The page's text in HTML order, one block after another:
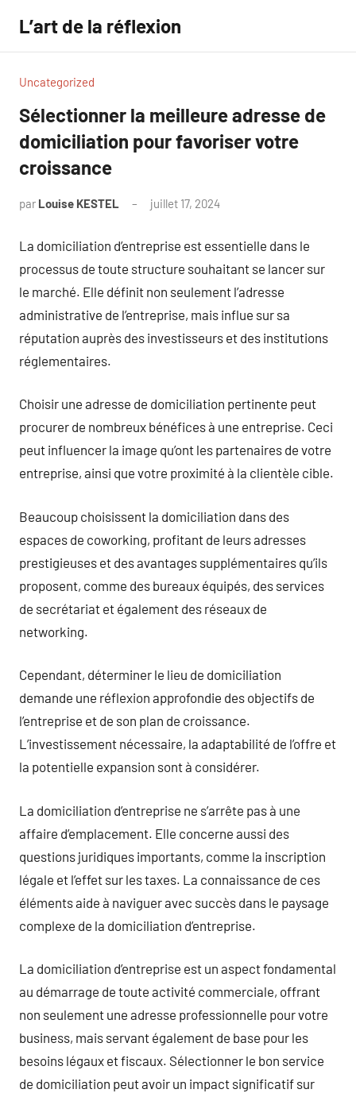
contenu
L’art de la réflexion
Uncategorized
Sélectionner la meilleure adresse de
domiciliation pour favoriser votre
croissance
par Louise KESTEL juillet 17, 2024
La domiciliation d’entreprise est essentielle dans le
processus de toute structure souhaitant se lancer sur
le marché. Elle définit non seulement l’adresse
administrative de l’entreprise, mais influe sur sa
réputation auprès des investisseurs et des institutions
réglementaires.
Choisir une adresse de domiciliation pertinente peut
procurer de nombreux bénéfices à une entreprise. Ceci
peut influencer la image qu’ont les partenaires de votre
entreprise, ainsi que votre proximité à la clientèle cible.
Beaucoup choisissent la domiciliation dans des
espaces de coworking, profitant de leurs adresses
prestigieuses et des avantages supplémentaires qu’ils
proposent, comme des bureaux équipés, des services
de secrétariat et également des réseaux de
networking.
Cependant, déterminer le lieu de domiciliation
demande une réflexion approfondie des objectifs de
l’entreprise et de son plan de croissance.
L’investissement nécessaire, la adaptabilité de l’offre et
la potentielle expansion sont à considérer.
La domiciliation d’entreprise ne s’arrête pas à une
affaire d’emplacement. Elle concerne aussi des
questions juridiques importants, comme la inscription
légale et l’effet sur les taxes. La connaissance de ces
éléments aide à naviguer avec succès dans le paysage
complexe de la domiciliation d’entreprise.
La domiciliation d’entreprise est un aspect fondamental
au démarrage de toute activité commerciale, offrant
non seulement une adresse professionnelle pour votre
business, mais servant également de base pour les
besoins légaux et fiscaux. Sélectionner le bon service
de domiciliation peut avoir un impact significatif sur